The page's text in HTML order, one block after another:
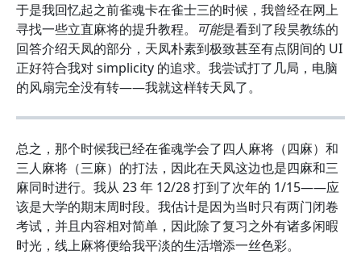
于是我回忆起之前雀魂卡在雀士三的时候，我曾经在网上
寻找一些立直麻将的提升教程。
可能是看到了段昊教练的
回答介绍天凤的部分，天凤朴素到极致甚至有点阴间的 UI
正好符合我对 simplicity 的追求。我尝试打了几局，电脑
的风扇完全没有转——我就这样转天凤了。
总之，那个时候我已经在雀魂学会了四人麻将（四麻）和
三人麻将（三麻）的打法，因此在天凤这边也是四麻和三
麻同时进行。我从 23 年 12/28 打到了次年的 1/15——应
该是大学的期末周时段。我估计是因为当时只有两门闭卷
考试，并且内容相对简单，因此除了复习之外有诸多闲暇
时光，线上麻将便给我平淡的生活增添一丝色彩。